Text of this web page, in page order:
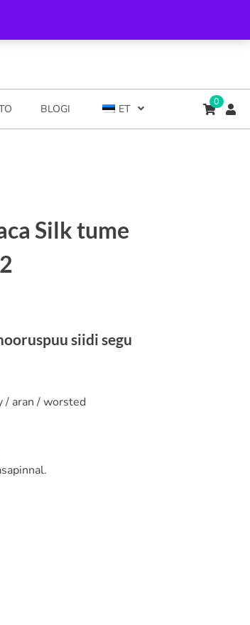
BLOGI ET
0
Silk tume
siidi segu
/ aran / worsted